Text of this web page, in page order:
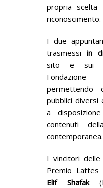
propria scelta
riconoscimento.
I due
trasmessi in
sito e sui
permettendo
pubblici diversi
a
contenuti
contemporanea.
I vincitori delle
Premio Lattes
Elif Shafak